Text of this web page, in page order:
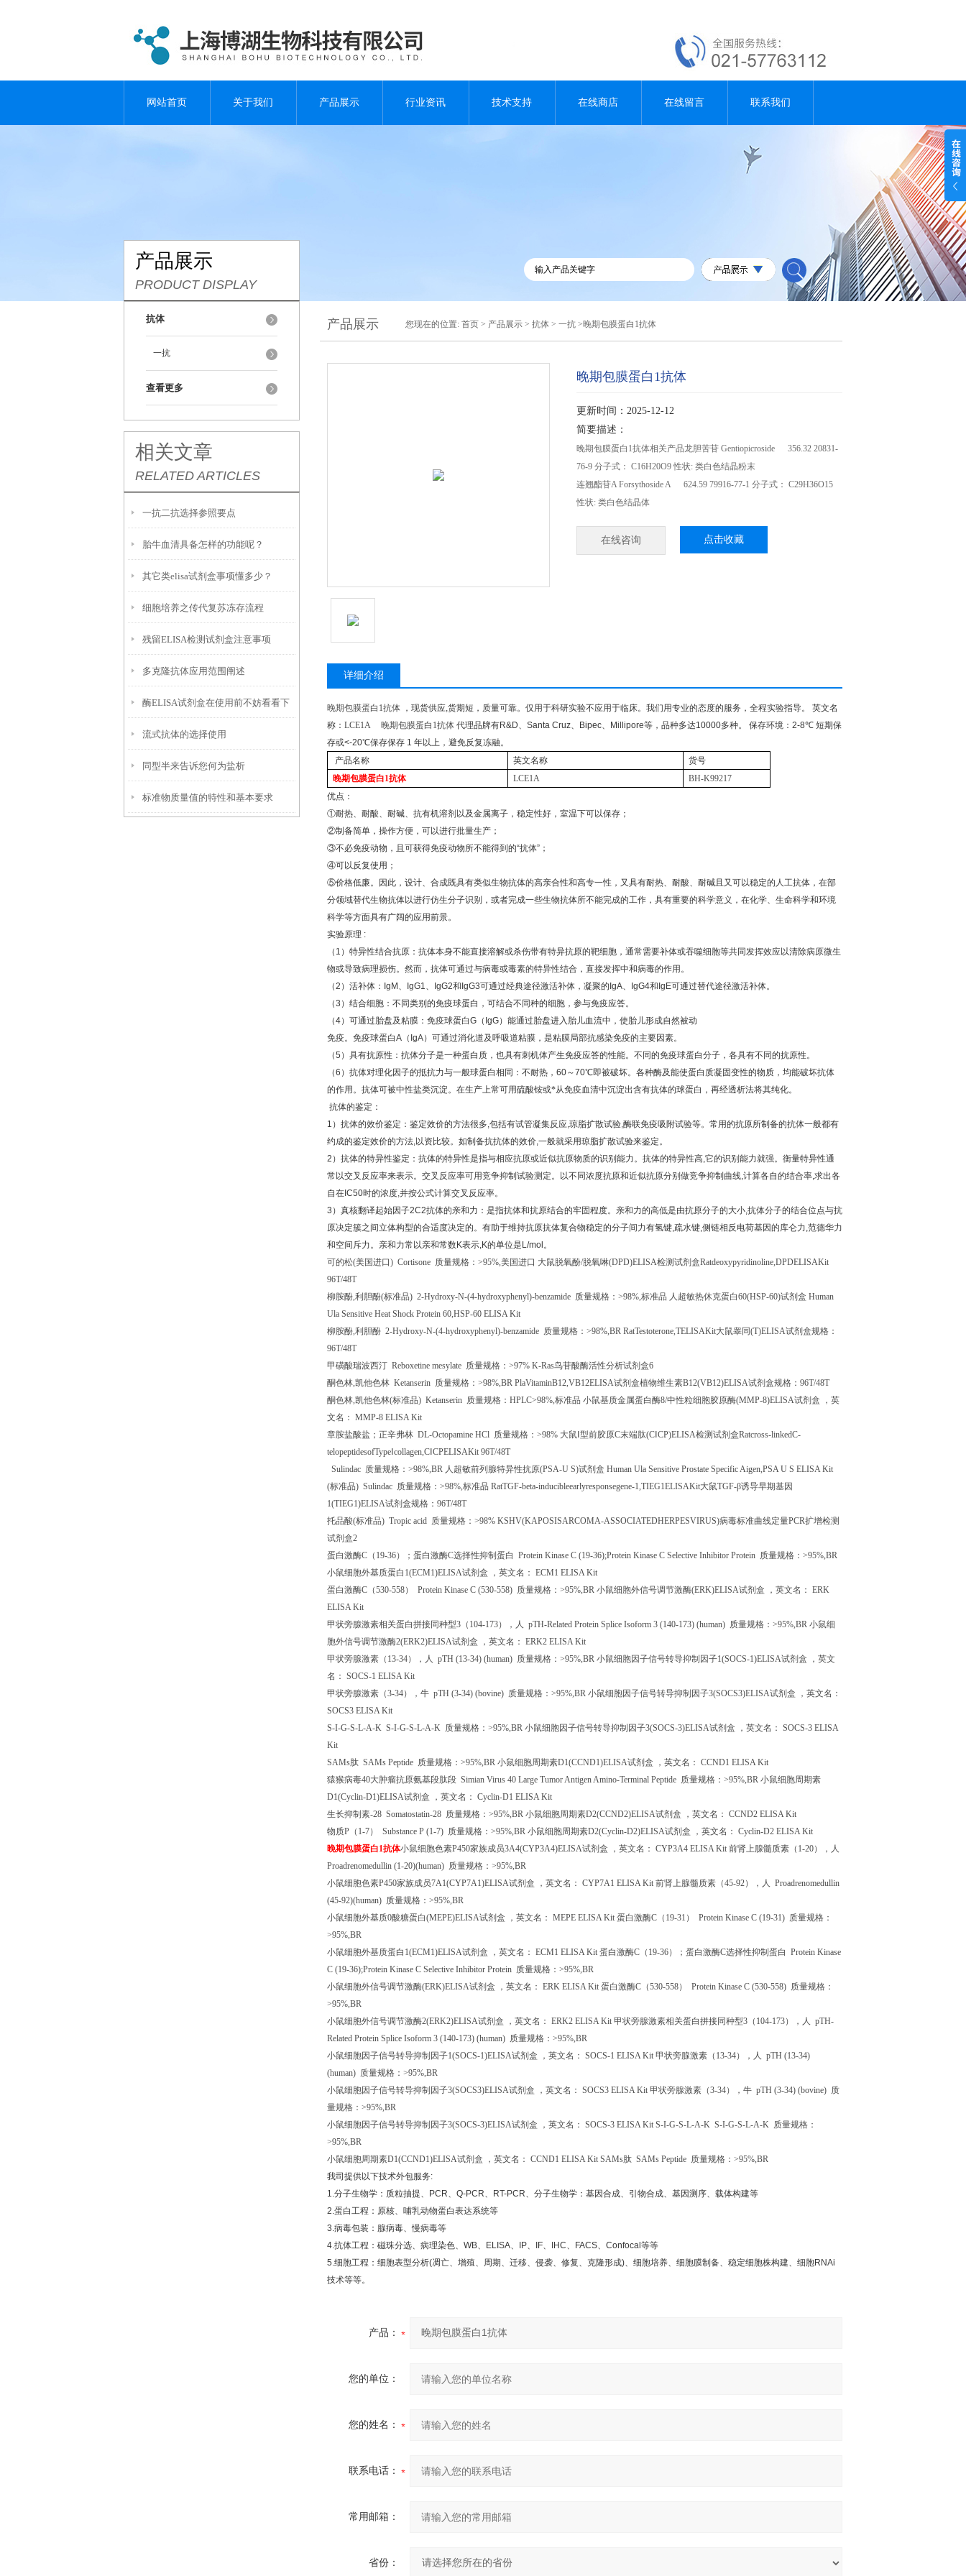
网站首页 关于我们 产品展示 行业资讯 技术支持 在线商店 在线留言 联系我们
产品展示
PRODUCT DISPLAY
抗体
一抗
查看更多
相关文章
RELATED ARTICLES
一抗二抗选择参照要点
胎牛血清具备怎样的功能呢？
其它类elisa试剂盒事项懂多少？
细胞培养之传代复苏冻存流程
残留ELISA检测试剂盒注意事项
多克隆抗体应用范围阐述
酶ELISA试剂盒在使用前不妨看看下
文！
流式抗体的选择使用
同型半来告诉您何为盐析
标准物质量值的特性和基本要求
产品展示 您现在的位置: 首页 > 产品展示 > 抗体 > 一抗 >晚期包膜蛋白1抗体
晚期包膜蛋白1抗体
更新时间：2025-12-12
简要描述：
晚期包膜蛋白1抗体相关产品龙胆苦苷 Gentiopicroside 356.32 20831-
76-9 分子式： C16H20O9 性状: 类白色结晶粉末
连翘酯苷A Forsythoside A 624.59 79916-77-1 分子式： C29H36O15
性状: 类白色结晶体
在线咨询 点击收藏
详细介绍
晚期包膜蛋白 1抗体 ，现货供应,货期短，质量可靠。仅用于科研实验不应用于临床。我们用专业的态度的服务，全程实验指导。
英文名
称： LCE1A 晚期包膜蛋白 1抗体 代理品牌有R&D、 Santa Cruz、 Bipec、 Millipore等，品种多达10000多种。 保存环境： 2-8℃ 短期保
存或<-20℃保存保存 1 年以上，避免反复冻融。
产品名称
英文名称
货号
晚期包膜蛋白1抗体 LCE1A
BH-K99217
优点：
①耐热、耐酸、耐碱、抗有机溶剂以及金属离子，稳定性好，室温下可以保存；
②制备简单，操作方便，可以进行批量生产；
③不必免疫动物，且可获得免疫动物所不能得到的“抗体” ；
④可以反复使用；
⑤价格低廉。因此，设计、合成既具有类似生物抗体的高亲合性和高专一性，又具有耐热、耐酸、耐碱且又可以稳定的人工抗体，在部
分领域替代生物抗体以进行仿生分子识别，或者完成一些生物抗体所不能完成的工作，具有重要的科学意义，在化学、生命科学和环境
科学等方面具有广阔的应用前景。
实验原理 :
（ 1 ）特异性结合抗原：抗体本身不能直接溶解或杀伤带有特异抗原的靶细胞，通常需要补体或吞噬细胞等共同发挥效应以清除病原微生
物或导致病理损伤。然而，抗体可通过与病毒或毒素的特异性结合，直接发挥中和病毒的作用。
（2 ）活补体： IgM 、 IgG1、 IgG2和 IgG3可通过经典途径激活补体，凝聚的 IgA、 IgG4和 IgE可通过替代途径激活补体。
（3 ）结合细胞：不同类别的免疫球蛋白，可结合不同种的细胞，参与免疫应答。
（4）可通过胎盘及粘膜：免疫球蛋白G （ IgG）能通过胎盘进入胎儿血流中，使胎儿形成自然被动
免疫。免疫球蛋白A （ IgA）可通过消化道及呼吸道粘膜，是粘膜局部抗感染免疫的主要因素。
（5 ）具有抗原性：抗体分子是一种蛋白质，也具有刺机体产生免疫应答的性能。不同的免疫球蛋白分子，各具有不同的抗原性。
（6 ）抗体对理化因子的抵抗力与一般球蛋白相同：不耐热， 60～70℃即被破坏。各种酶及能使蛋白质凝固变性的物质，均能破坏抗体
的作用。抗体可被中性盐类沉淀。在生产上常可用硫酸铵或*从免疫血清中沉淀出含有抗体的球蛋白，再经透析法将其纯化。
抗体的鉴定：
1 ）抗体的效价鉴定：鉴定效价的方法很多,包括有试管凝集反应,琼脂扩散试验,酶联免疫吸附试验等。常用的抗原所制备的抗体一般都有
约成的鉴定效价的方法,以资比较。如制备抗抗体的效价,一般就采用琼脂扩散试验来鉴定。
2 ）抗体的特异性鉴定：抗体的特异性是指与相应抗原或近似抗原物质的识别能力。抗体的特异性高,它的识别能力就强。衡量特异性通
常以交叉反应率来表示。交叉反应率可用竞争抑制试验测定。以不同浓度抗原和近似抗原分别做竞争抑制曲线,计算各自的结合率,求出各
自在 IC50时的浓度,并按公式计算交叉反应率。
3 ）真核翻译起始因子2C2抗体的亲和力：是指抗体和抗原结合的牢固程度。亲和力的高低是由抗原分子的大小,抗体分子的结合位点与抗
原决定簇之间立体构型的合适度决定的。有助于维持抗原抗体复合物稳定的分子间力有氢键,疏水键,侧链相反电荷基因的库仑力,范德华力
和空间斥力。亲和力常以亲和常数K表示,K的单位是 L/mol 。
可的松(美国进口) Cortisone 质量规格： >95%,美国进口 大鼠脱氧酚/脱氧啉(DPD)ELISA检测试剂盒Ratdeoxypyridinoline,DPDELISAKit
96T/48T
柳胺酚,利胆酚(标准品) 2-Hydroxy-N-(4-hydroxyphenyl)-benzamide 质量规格： >98%,标准品 人超敏热休克蛋白60(HSP-60)试剂盒 Human
Ula Sensitive Heat Shock Protein 60,HSP-60 ELISA Kit
柳胺酚,利胆酚 2-Hydroxy-N-(4-hydroxyphenyl)-benzamide 质量规格： >98%,BR RatTestoterone,TELISAKit大鼠睾同(T)ELISA试剂盒规格：
96T/48T
甲磺酸瑞波西汀 Reboxetine mesylate 质量规格： >97% K-Ras鸟苷酸酶活性分析试剂盒6
酮色林,凯他色林 Ketanserin 质量规格： >98%,BR PlaVitaminB12,VB12ELISA试剂盒植物维生素B12(VB12)ELISA试剂盒规格： 96T/48T
酮色林,凯他色林(标准品) Ketanserin 质量规格： HPLC>98%,标准品 小鼠基质金属蛋白酶8/中性粒细胞胶原酶(MMP-8)ELISA试剂盒
，英
文名： MMP-8 ELISA Kit
章胺盐酸盐；正辛弗林 DL-Octopamine HCl 质量规格： >98% 大鼠Ⅰ型前胶原C末端肽(C CP)ELISA检测试剂盒Ratcross-linkedC-
telopeptidesofType collagen,C CPELISAKit 96T/48T
Sulindac 质量规格： >98%,BR 人超敏前列腺特异性抗原(PSA-U S)试剂盒 Human Ula Sensitive Prostate Specific Aigen,PSA U S ELISA Kit
(标准品) Sulindac 质量规格： >98%,标准品 RatTGF-beta-inducibleearlyresponsegene-1,TIEG1ELISAKit大鼠TGF-β诱导早期基因
1(TIEG1)ELISA试剂盒规格： 96T/48T
托品酸(标准品) Tropic acid 质量规格： >98% KSHV(KAPOSISARCOMA-ASSOCIATEDHERPESVIRUS)病毒标准曲线定量PCR扩增检测
试剂盒2
蛋白激酶C （ 19-36）；蛋白激酶C选择性抑制蛋白 Protein Kinase C (19-36);Protein Kinase C Selective Inhibitor Protein 质量规格： >95%,BR
小鼠细胞外基质蛋白 1(ECM1)ELISA试剂盒 ，英文名： ECM1 ELISA Kit
蛋白激酶C （530-558） Protein Kinase C (530-558) 质量规格： >95%,BR 小鼠细胞外信号调节激酶(ERK)ELISA试剂盒 ，英文名： ERK
ELISA Kit
甲状旁腺激素相关蛋白拼接同种型3 （ 104-173），人 pTH-Related Protein Splice Isoform 3 (140-173) (human) 质量规格： >95%,BR 小鼠细
胞外信号调节激酶2(ERK2)ELISA试剂盒 ，英文名： ERK2 ELISA Kit
甲状旁腺激素（ 13-34），人 pTH (13-34) (human) 质量规格： >95%,BR 小鼠细胞因子信号转导抑制因子1(SOCS-1)ELISA试剂盒
，英文
名： SOCS-1 ELISA Kit
甲状旁腺激素（3-34），牛 pTH (3-34) (bovine) 质量规格： >95%,BR 小鼠细胞因子信号转导抑制因子3(SOCS3)ELISA试剂盒
，英文名：
SOCS3 ELISA Kit
S-I-G-S-L-A-K S-I-G-S-L-A-K 质量规格： >95%,BR 小鼠细胞因子信号转导抑制因子3(SOCS-3)ELISA试剂盒 ，英文名： SOCS-3 ELISA
Kit
SAMs肽 SAMs Peptide 质量规格： >95%,BR 小鼠细胞周期素D1(CCND1)ELISA试剂盒 ，英文名： CCND1 ELISA Kit
猿猴病毒40大肿瘤抗原氨基段肽段 Simian Virus 40 Large Tumor Antigen Amino-Terminal Peptide 质量规格： >95%,BR 小鼠细胞周期素
D1(Cyclin-D1)ELISA试剂盒 ，英文名： Cyclin-D1 ELISA Kit
生长抑制素-28 Somatostatin-28 质量规格： >95%,BR 小鼠细胞周期素D2(CCND2)ELISA试剂盒 ，英文名： CCND2 ELISA Kit
物质P （ 1-7） Substance P (1-7) 质量规格： >95%,BR 小鼠细胞周期素D2(Cyclin-D2)ELISA试剂盒 ，英文名： Cyclin-D2 ELISA Kit
晚期包膜蛋白1抗体小鼠细胞色素P450家族成员3A4(CYP3A4)ELISA试剂盒 ，英文名： CYP3A4 ELISA Kit 前肾上腺髓质素（ 1-20），人
Proadrenomedullin (1-20)(human) 质量规格： >95%,BR
小鼠细胞色素P450家族成员7A1(CYP7A1)ELISA试剂盒 ，英文名： CYP7A1 ELISA Kit 前肾上腺髓质素（45-92），人 Proadrenomedullin
(45-92)(human) 质量规格： >95%,BR
小鼠细胞外基质0酸糖蛋白(MEPE)ELISA试剂盒 ，英文名： MEPE ELISA Kit 蛋白激酶C （ 19-31 ） Protein Kinase C (19-31) 质量规格：
>95%,BR
小鼠细胞外基质蛋白 1(ECM1)ELISA试剂盒 ，英文名： ECM1 ELISA Kit 蛋白激酶C （ 19-36）；蛋白激酶C选择性抑制蛋白 Protein Kinase
C (19-36);Protein Kinase C Selective Inhibitor Protein 质量规格： >95%,BR
小鼠细胞外信号调节激酶(ERK)ELISA试剂盒 ，英文名： ERK ELISA Kit 蛋白激酶C （530-558） Protein Kinase C (530-558) 质量规格：
>95%,BR
小鼠细胞外信号调节激酶2(ERK2)ELISA试剂盒 ，英文名： ERK2 ELISA Kit 甲状旁腺激素相关蛋白拼接同种型3 （ 104-173），人 pTH-
Related Protein Splice Isoform 3 (140-173) (human) 质量规格： >95%,BR
小鼠细胞因子信号转导抑制因子1(SOCS-1)ELISA试剂盒 ，英文名： SOCS-1 ELISA Kit 甲状旁腺激素（ 13-34），人 pTH (13-34)
(human) 质量规格： >95%,BR
小鼠细胞因子信号转导抑制因子3(SOCS3)ELISA试剂盒 ，英文名： SOCS3 ELISA Kit 甲状旁腺激素（3-34），牛 pTH (3-34) (bovine) 质
量规格： >95%,BR
小鼠细胞因子信号转导抑制因子3(SOCS-3)ELISA试剂盒 ，英文名： SOCS-3 ELISA Kit S-I-G-S-L-A-K S-I-G-S-L-A-K 质量规格：
>95%,BR
小鼠细胞周期素D1(CCND1)ELISA试剂盒 ，英文名： CCND1 ELISA Kit SAMs肽 SAMs Peptide 质量规格： >95%,BR
我司提供以下技术外包服务:
1.分子生物学：质粒抽提、 PCR、 Q-PCR、 RT-PCR、分子生物学：基因合成、引物合成、基因测序、载体构建等
2.蛋白工程：原核、哺乳动物蛋白表达系统等
3.病毒包装：腺病毒、慢病毒等
4.抗体工程：磁珠分选、病理染色、 WB、 ELISA、 IP、 IF、 IHC、 FACS、 Confocal 等等
5.细胞工程：细胞表型分析(凋亡、增殖、周期、迁移、侵袭、修复、克隆形成)、细胞培养、细胞膜制备、稳定细胞株构建、细胞RNAi
技术等等。
产品：
您的单位：
您的姓名：
联系电话：
常用邮箱：
省份：